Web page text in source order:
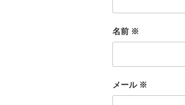
名前 ※
メール ※